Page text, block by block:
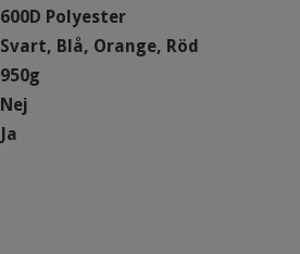
600D Polyester
Svart, Blå, Orange, Röd
950g
Nej
Ja